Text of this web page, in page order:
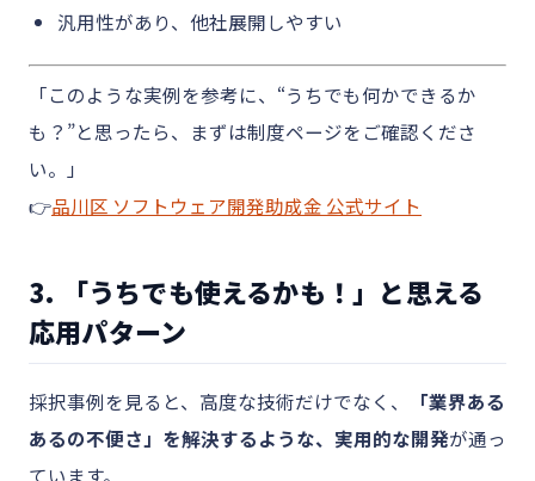
汎用性があり、他社展開しやすい
「このような実例を参考に、“うちでも何かできるか
も？”と思ったら、まずは制度ページをご確認くださ
い。」
👉品川区 ソフトウェア開発助成金 公式サイト
3. 「うちでも使えるかも！」と思える
応用パターン
採択事例を見ると、高度な技術だけでなく、
「業界ある
あるの不便さ」を解決するような、実用的な開発が通っ
ています。